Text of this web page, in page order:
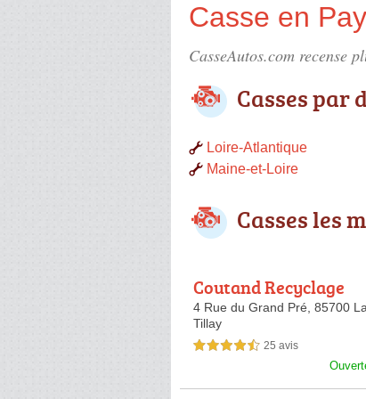
Casse en
CasseAutos.com recense
Casses par
Loire-Atlantique
Maine-et-Loire
Casses les
Coutand Recyclage
4 Rue du Grand Pré, 85700
Tillay
4,5 étoiles sur 5 25 avis